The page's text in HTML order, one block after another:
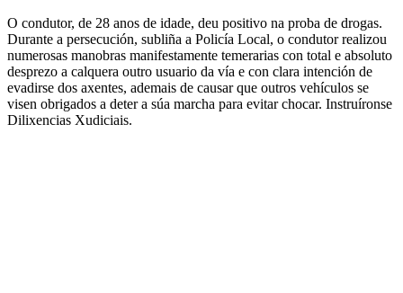
O condutor, de 28 anos de idade, deu positivo na proba de drogas.
Durante a persecución, subliña a Policía Local, o condutor realizou
numerosas manobras manifestamente temerarias con total e absoluto
desprezo a calquera outro usuario da vía e con clara intención de
evadirse dos axentes, ademais de causar que outros vehículos se
visen obrigados a deter a súa marcha para evitar chocar. Instruíronse
Dilixencias Xudiciais.